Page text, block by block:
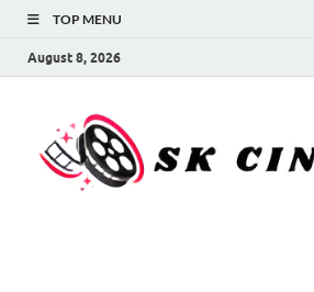
TOP MENU
August 8, 2026